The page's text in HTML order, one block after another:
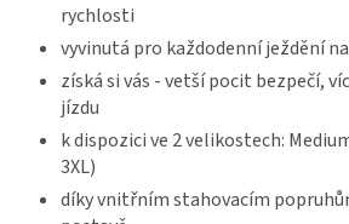
rychlosti
vyvinutá pro každodenní ježdění
získá si vás - vetší pocit bezpečí,
jízdu
k dispozici ve 2 velikostech:
3XL)
díky vnitřním stahovacím